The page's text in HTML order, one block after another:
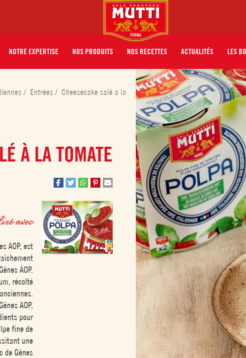
NOTRE EXPERTISE NOS PRODUITS NOS RECETTES ACTUALITÉS LES
/ Entrées/ Cheesecake salé à la
À LA TOMATE
avec
AOP, est
AOP.
récolté
AOP,
pour
fine de
une
de Gênes